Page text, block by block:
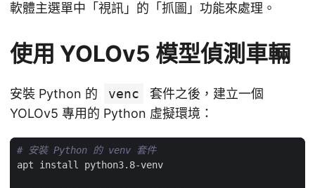
軟體主選單中「視訊」的「抓圖」功能來處理。
使用 YOLOv5 模型偵測車輛
安裝 Python 的 venc
套件之後，建立一個
YOLOv5 專用的 Python 虛擬環境：
# 安裝 Python 的 venv 套件